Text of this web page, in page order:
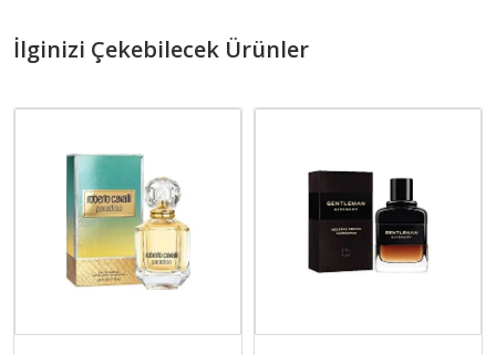
İlginizi Çekebilecek Ürünler